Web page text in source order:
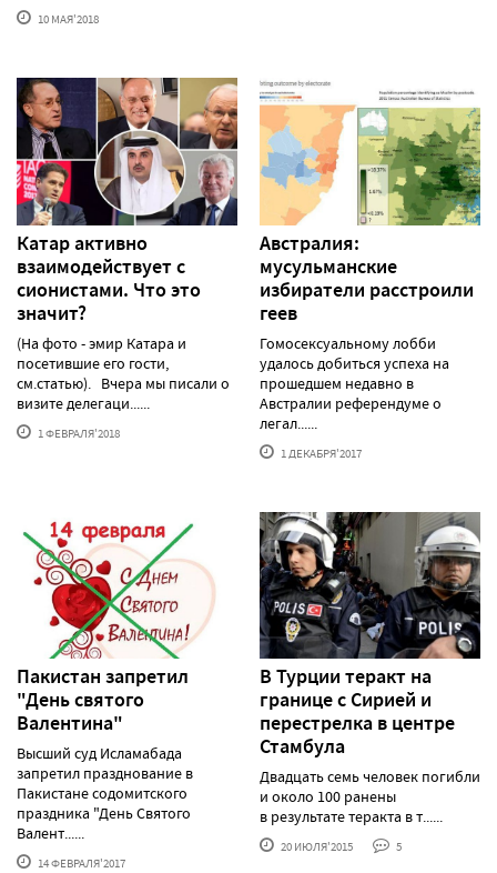
10 МАЯ'2018
Катар активно
взаимодействует с
сионистами. Что это
значит?
(На фото - эмир Катара и
посетившие его гости,
см.статью). Вчера мы писали о
визите делегаци......
1 ФЕВРАЛЯ'2018
Австралия:
мусульманские
избиратели расстроили
геев
Гомосексуальному лобби
удалось добиться успеха на
прошедшем недавно в
Австралии референдуме о
легал......
1 ДЕКАБРЯ'2017
Пакистан запретил
"День святого
Валентина"
Высший суд Исламабада
запретил празднование в
Пакистане содомитского
праздника "День Святого
Валент......
14 ФЕВРАЛЯ'2017
В Турции теракт на
границе с Сирией и
перестрелка в центре
Стамбула
Двадцать семь человек погибли
и около 100 ранены
в результате теракта в т......
20 ИЮЛЯ'2015 5